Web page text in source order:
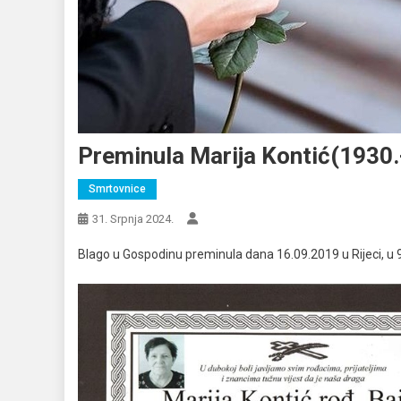
Preminula Marija
Smrtovnice
31. Srpnja 2024.
Blago u Gospodinu preminula dana 16.09.2019 u Rijeci, u